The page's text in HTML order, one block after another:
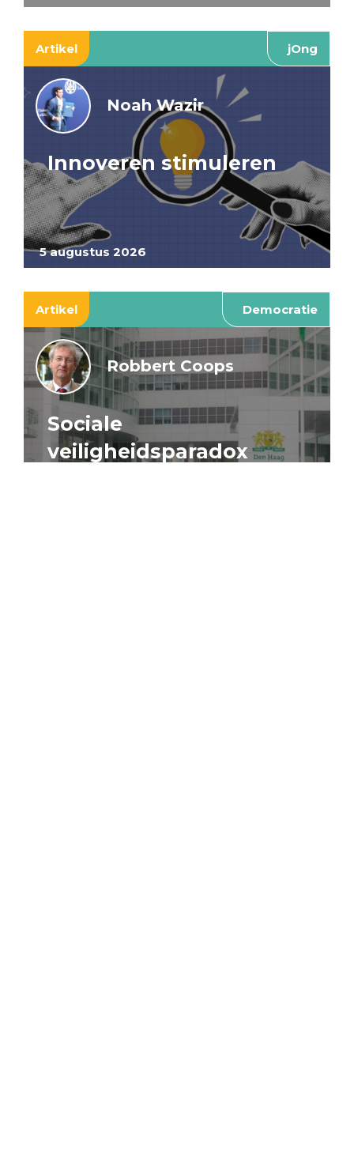
Artikel jOng
5 augustus 2026
Noah Wazir
Innoveren stimuleren
Artikel Democratie
Robbert Coops
Sociale
veiligheidsparadox